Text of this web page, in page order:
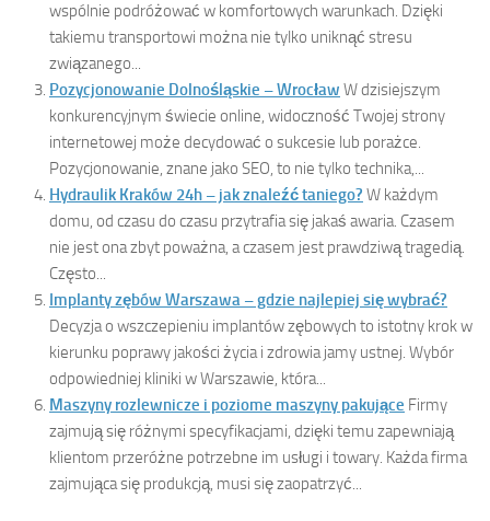
wspólnie podróżować w komfortowych warunkach. Dzięki
takiemu transportowi można nie tylko uniknąć stresu
związanego...
Pozycjonowanie Dolnośląskie – Wrocław W dzisiejszym
konkurencyjnym świecie online, widoczność Twojej strony
internetowej może decydować o sukcesie lub porażce.
Pozycjonowanie, znane jako SEO, to nie tylko technika,...
Hydraulik Kraków 24h – jak znaleźć taniego? W każdym
domu, od czasu do czasu przytrafia się jakaś awaria. Czasem
nie jest ona zbyt poważna, a czasem jest prawdziwą tragedią.
Często...
Implanty zębów Warszawa – gdzie najlepiej się wybrać?
Decyzja o wszczepieniu implantów zębowych to istotny krok w
kierunku poprawy jakości życia i zdrowia jamy ustnej. Wybór
odpowiedniej kliniki w Warszawie, która...
Maszyny rozlewnicze i poziome maszyny pakujące Firmy
zajmują się różnymi specyfikacjami, dzięki temu zapewniają
klientom przeróżne potrzebne im usługi i towary. Każda firma
zajmująca się produkcją, musi się zaopatrzyć...